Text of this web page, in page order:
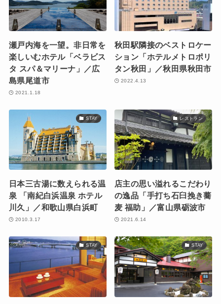
瀬戸内海を一望。非日常を
楽しいむホテル「ベラビス
タ スパ＆マリーナ」／広
島県尾道市
2021.1.18
秋田駅隣接のベストロケー
ション「ホテルメトロポリ
タン秋田」／秋田県秋田市
2022.4.13
STAY
日本三古湯に数えられる温
泉 「南紀白浜温泉 ホテル
川久」／和歌山県白浜町
2010.3.17
レストラン
店主の思い溢れるこだわり
の逸品「手打ち石臼挽き蕎
麦 福助」／富山県砺波市
2021.6.14
STAY STAY